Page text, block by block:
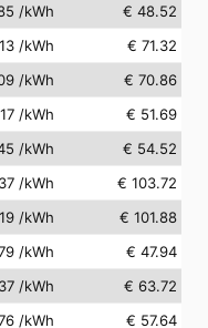
/kWh
€ 48.52
/kWh
€ 71.32
/kWh
€ 70.86
/kWh
€ 51.69
/kWh
€ 54.52
/kWh
€ 103.72
/kWh
€ 101.88
/kWh
€ 47.94
/kWh
€ 63.72
/kWh
€ 57.64